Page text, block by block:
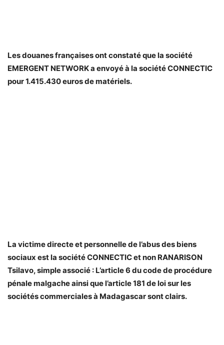
Les douanes françaises ont constaté que la société
EMERGENT NETWORK a envoyé à la société CONNECTIC
pour 1.415.430 euros de matériels.
La victime directe et personnelle de l’abus des biens
sociaux est la société CONNECTIC et non RANARISON
Tsilavo, simple associé : L’article 6 du code de procédure
pénale malgache ainsi que l’article 181 de loi sur les
sociétés commerciales à Madagascar sont clairs.